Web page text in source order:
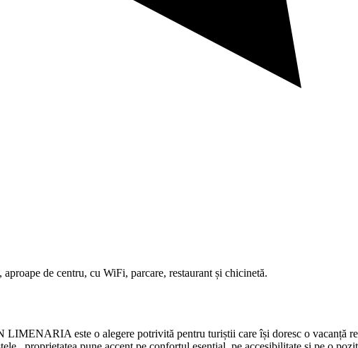
de centru, cu WiFi, parcare, restaurant și chicinetă.
este o alegere potrivită pentru turiștii care își doresc o vacanță